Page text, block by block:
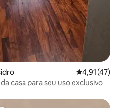
4,91 de uma
4,91 (47)
casa para seu uso exclusivo